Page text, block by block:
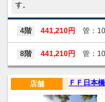
す。
4階 441,210円 管：
8階 441,210円 管：
ＦＦ日本
店舗